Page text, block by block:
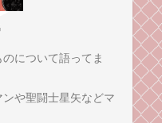
について語ってま
や聖闘士星矢などマ